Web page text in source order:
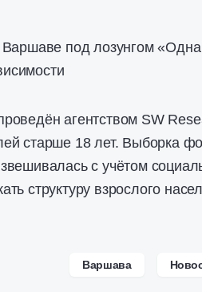
Варшаве под лозунгом
агентством SW
старше 18 лет. Выборка
с учётом
структуру взрослого
Варшава